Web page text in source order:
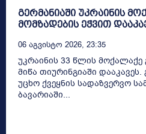
გერმანიაში უკრაინის
მომზადების ეჭვით
06 Აგვისტო 2026, 23:35
უკრაინის 33 წლის
მიწა თიურინგიაში დააკავეს.
უცხო ქვეყნის სადაზვერვო
ბავარიაში...